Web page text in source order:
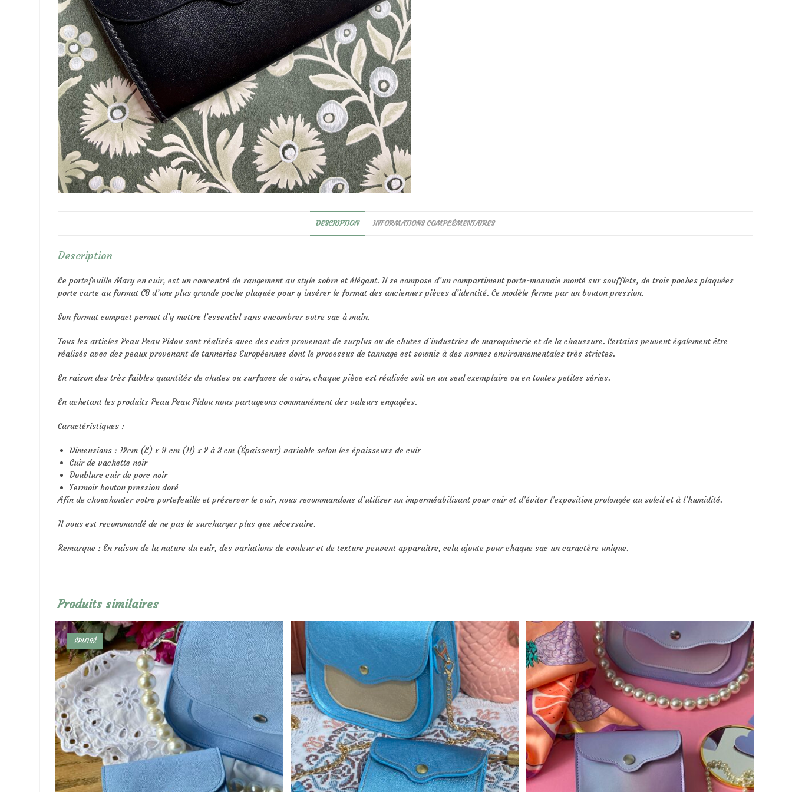
DESCRIPTION INFORMATIONS COMPLÉMENTAIRES
Description
Le portefeuille Mary en cuir, est un concentré de rangement au style sobre et élégant. Il se compose d’un compartiment porte-monnaie monté sur soufflets, de trois poches plaquées
porte carte au format CB d’une plus grande poche plaquée pour y insérer le format des anciennes pièces d’identité. Ce modèle ferme par un bouton pression.
Son format compact permet d’y mettre l’essentiel sans encombrer votre sac à main.
Tous les articles Peau Peau Pidou sont réalisés avec des cuirs provenant de surplus ou de chutes d’industries de maroquinerie et de la chaussure. Certains peuvent également être
réalisés avec des peaux provenant de tanneries Européennes dont le processus de tannage est soumis à des normes environnementales très strictes.
En raison des très faibles quantités de chutes ou surfaces de cuirs, chaque pièce est réalisée soit en un seul exemplaire ou en toutes petites séries.
En achetant les produits Peau Peau Pidou nous partageons communément des valeurs engagées.
Caractéristiques :
Dimensions : 12cm (L) x 9 cm (H) x 2 à 3 cm (Épaisseur) variable selon les épaisseurs de cuir
Cuir de vachette noir
Doublure cuir de porc noir
Fermoir bouton pression doré
Afin de chouchouter votre portefeuille et préserver le cuir, nous recommandons d’utiliser un imperméabilisant pour cuir et d’éviter l’exposition prolongée au soleil et à l’humidité.
Il vous est recommandé de ne pas le surcharger plus que nécessaire.
Remarque : En raison de la nature du cuir, des variations de couleur et de texture peuvent apparaître, cela ajoute pour chaque sac un caractère unique.
Produits similaires
ÉPUISÉ